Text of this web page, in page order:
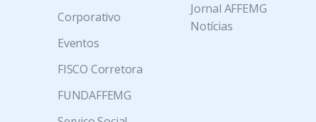
Corporativo
Eventos
FISCO Corretora
FUNDAFFEMG
Jornal AFFEMG
Notícias